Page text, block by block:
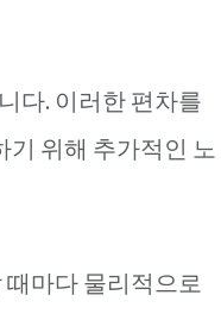
다. 이러한 편차를
기 위해 추가적인 노
때마다 물리적으로